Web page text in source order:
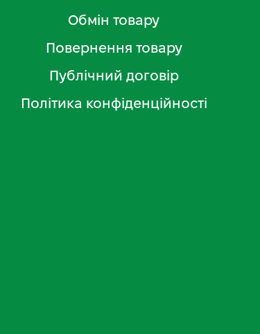
Обмін товару
Повернення товару
Публічний договір
Політика конфіденційності